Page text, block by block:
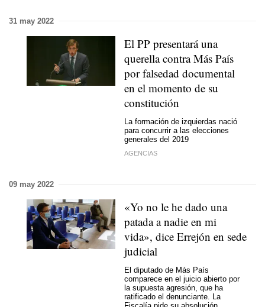
31 may 2022
El PP presentará una
querella contra Más País
por falsedad documental
en el momento de su
constitución
La formación de izquierdas nació
para concurrir a las elecciones
generales del 2019
AGENCIAS
09 may 2022
«Yo no le he dado una
patada a nadie en mi
vida», dice Errejón en sede
judicial
El diputado de Más País
comparece en el juicio abierto por
la supuesta agresión, que ha
ratificado el denunciante. La